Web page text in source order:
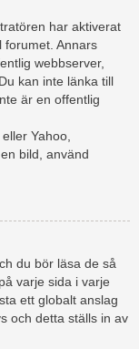
har aktiverat
forumet. Annars
webbserver,
kan inte länka till
är en offentlig
Yahoo,
bild, använd
du bör läsa de så
varje sida i varje
ett globalt anslag
och detta ställs in av